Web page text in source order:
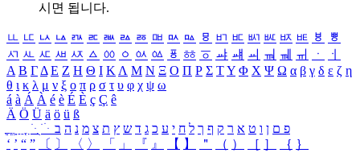
시면 됩니다.
ㅥ ㅦ ㅧ ㅨ ㅩ ㅪ ㅫ ㅬ ㅭ ㅮ ㅯ ㅰ ㅱ ㅲ ㅳ ㅴ ㅵ ㅶ ㅷ ㅸ
ㅹ
ㅺ ㅻ ㅼ ㅽ ㅾ ㅿ ㆀ ㆁ ㆂ ㆃ ㆄ ㆅ ㆆ ㆇ ㆈ ㆉ ㆊ ㆋ ㆌ ㆍ
ㆎ
Α Β ΓΔ Ε Ζ Η Θ Ι ΚΛ Μ Ν Ξ Ο Π Ρ Σ ΤΥ Φ Χ Ψ Ω α β γ δ ε ζ η
θ ι κ λ μ ν ξ ο π ρ σ τ υ φ χ ψ ω
á à Á À é è É È ç Ç ê
Ä Ö Ü ä ö ü ß
ִֶֹ ֻּ ׁׂ פ ם ן ו ט א ר ק ף ך ל ח י ע כ ג ד ש ץ ת צ מ נ ה ב
‘ ’ “ ” 〔 〕 〈 〉 「 」 『 』 【 】 ＂ （ ） ［ ］ ｛ ｝